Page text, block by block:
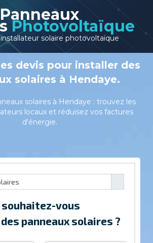
Panneaux
Photovoltaïque
solaire photovoltaïque
devis pour installer des
solaires à Hendaye.
solaires à Hendaye : trouvez les
locaux et réduisez vos factures
d'énergie.